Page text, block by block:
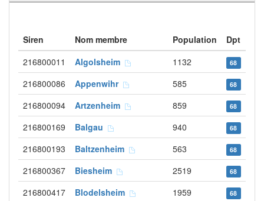
Siren Nom membre Population
Dpt
216800011
Algolsheim 1132 68
216800086 Appenwihr 585 68
216800094 Artzenheim 859 68
216800169 Balgau 940 68
216800193 Baltzenheim 563 68
216800367 Biesheim 2519 68
216800417 Blodelsheim 1959 68